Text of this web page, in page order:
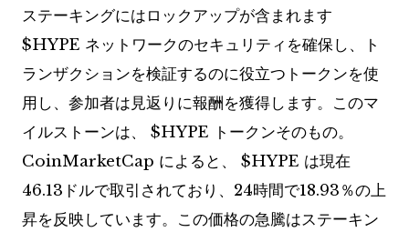
ステーキングにはロックアップが含まれます
$HYPE ネットワークのセキュリティを確保し、ト
ランザクションを検証するのに役立つトークンを使
用し、参加者は見返りに報酬を獲得します。このマ
イルストーンは、 $HYPE トークンそのもの。
CoinMarketCap によると、 $HYPE は現在
46.13ドルで取引されており、24時間で18.93％の上
昇を反映しています。この価格の急騰はステーキン